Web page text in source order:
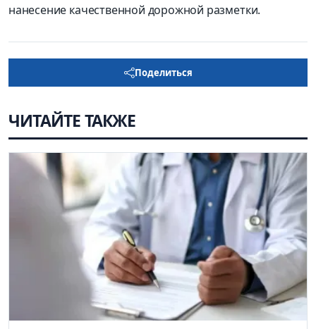
нанесение качественной дорожной разметки.
Поделиться
ЧИТАЙТЕ ТАКЖЕ